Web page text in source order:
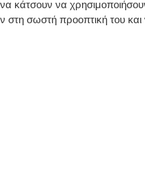
κάτσουν να
στη σωστή προοπτική του